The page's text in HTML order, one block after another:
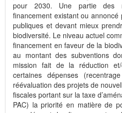
pour 2030. Une partie des
financement existant ou annoncé
publiques et devant mieux
biodiversité. Le niveau actuel
financement en faveur de la
au montant des subventions
mission fait de la réduction
certaines dépenses
réévaluation des projets de
fiscales portant sur la taxe
PAC) la priorité en matière de